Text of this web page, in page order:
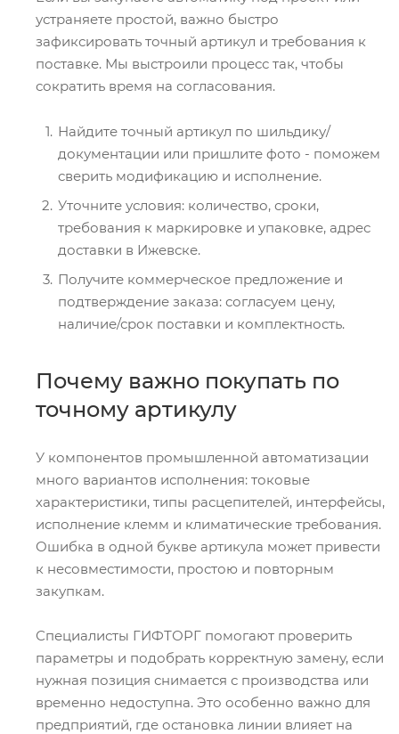
устраняете простой, важно быстро
зафиксировать точный артикул и требования к
поставке. Мы выстроили процесс так, чтобы
сократить время на согласования.
Найдите точный артикул по шильдику/
документации или пришлите фото - поможем
сверить модификацию и исполнение.
Уточните условия: количество, сроки,
требования к маркировке и упаковке, адрес
доставки в Ижевске.
Получите коммерческое предложение и
подтверждение заказа: согласуем цену,
наличие/срок поставки и комплектность.
Почему важно покупать по
точному артикулу
У компонентов промышленной автоматизации
много вариантов исполнения: токовые
характеристики, типы расцепителей, интерфейсы,
исполнение клемм и климатические требования.
Ошибка в одной букве артикула может привести
к несовместимости, простою и повторным
закупкам.
Специалисты ГИФТОРГ помогают проверить
параметры и подобрать корректную замену, если
нужная позиция снимается с производства или
временно недоступна. Это особенно важно для
предприятий, где остановка линии влияет на